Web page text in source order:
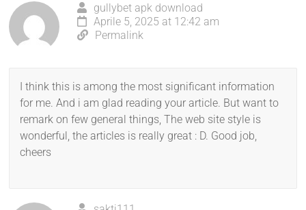
gullybet apk download
Aprile 5, 2025 at 12:42 am
Permalink
I think this is among the most significant information
for me. And i am glad reading your article. But want to
remark on few general things, The web site style is
wonderful, the articles is really great : D. Good job,
cheers